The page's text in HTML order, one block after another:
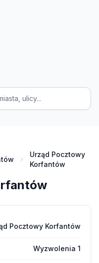
Urząd Pocztowy
Korfantów
Pocztowy Korfantów
Wyzwolenia 1